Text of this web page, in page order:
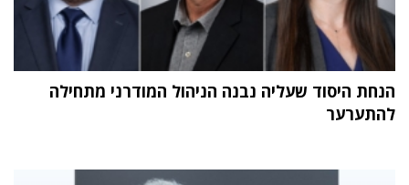
הנחת היסוד שעליה נבנה הניהול המודרני מתחילה
להתערער